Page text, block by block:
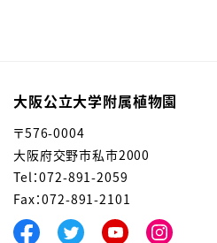
大阪公立大学附属植物園
〒576-0004
大阪府交野市私市2000
Tel：072-891-2059
Fax：072-891-2101